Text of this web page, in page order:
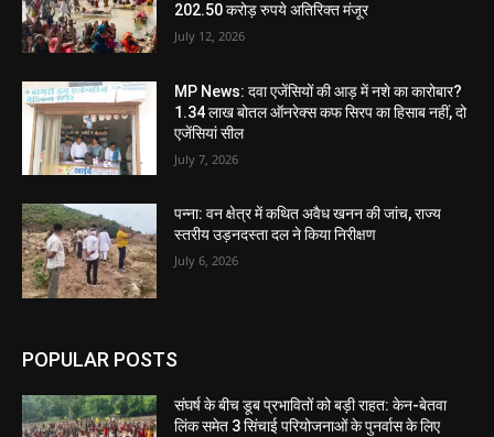
202.50 करोड़ रुपये अतिरिक्त मंजूर
July 12, 2026
MP News: दवा एजेंसियों की आड़ में नशे का कारोबार?
1.34 लाख बोतल ऑनरेक्स कफ सिरप का हिसाब नहीं, दो
एजेंसियां सील
July 7, 2026
पन्ना: वन क्षेत्र में कथित अवैध खनन की जांच, राज्य
स्तरीय उड़नदस्ता दल ने किया निरीक्षण
July 6, 2026
POPULAR POSTS
संघर्ष के बीच डूब प्रभावितों को बड़ी राहत: केन-बेतवा
लिंक समेत 3 सिंचाई परियोजनाओं के पुनर्वास के लिए